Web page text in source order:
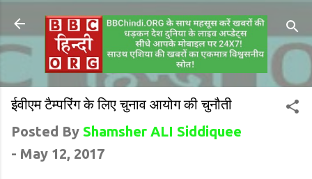
ईवीएम टैम्परिंग के लिए चुनाव आयोग की चुनौती
Posted By Shamsher ALI Siddiquee
- May 12, 2017